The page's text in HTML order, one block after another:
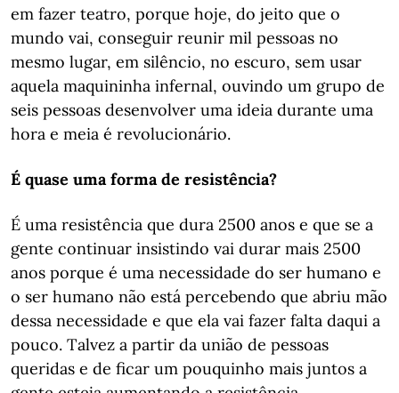
em fazer teatro, porque hoje, do jeito que o
mundo vai, conseguir reunir mil pessoas no
mesmo lugar, em silêncio, no escuro, sem usar
aquela maquininha infernal, ouvindo um grupo de
seis pessoas desenvolver uma ideia durante uma
hora e meia é revolucionário.
É quase uma forma de resistência?
É uma resistência que dura 2500 anos e que se a
gente continuar insistindo vai durar mais 2500
anos porque é uma necessidade do ser humano e
o ser humano não está percebendo que abriu mão
dessa necessidade e que ela vai fazer falta daqui a
pouco. Talvez a partir da união de pessoas
queridas e de ficar um pouquinho mais juntos a